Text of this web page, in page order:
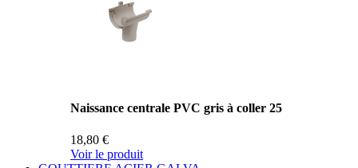
Naissance centrale PVC gris à coller 25
18,80 €
Voir le produit